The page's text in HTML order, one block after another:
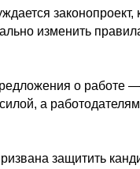
законопроект,
изменить
о работе —
а
защитить